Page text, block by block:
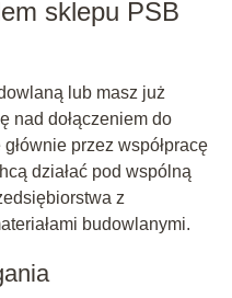
sklepu PSB
lub masz już
nad dołączeniem do
przez współpracę
działać pod wspólną
z
budowlanymi.